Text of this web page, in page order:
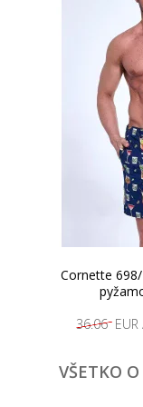
Cornette
36.06 EUR
VŠETKO